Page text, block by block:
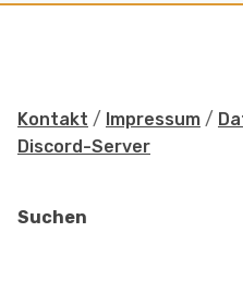
Kontakt / Impressum /
Discord-Server
Suchen